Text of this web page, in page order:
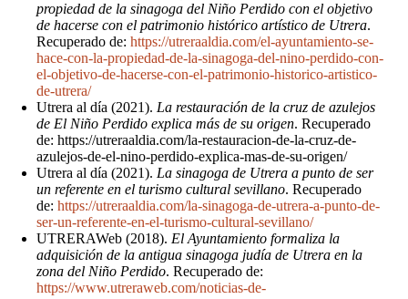
propiedad de la sinagoga del Niño Perdido con el objetivo
de hacerse con el patrimonio histórico artístico de Utrera.
Recuperado de: https://utreraaldia.com/el-ayuntamiento-se-
hace-con-la-propiedad-de-la-sinagoga-del-nino-perdido-con-
el-objetivo-de-hacerse-con-el-patrimonio-historico-artistico-
de-utrera/
Utrera al día (2021). La restauración de la cruz de azulejos
de El Niño Perdido explica más de su origen. Recuperado
de: https://utreraaldia.com/la-restauracion-de-la-cruz-de-
azulejos-de-el-nino-perdido-explica-mas-de-su-origen/
Utrera al día (2021). La sinagoga de Utrera a punto de ser
un referente en el turismo cultural sevillano. Recuperado
de: https://utreraaldia.com/la-sinagoga-de-utrera-a-punto-de-
ser-un-referente-en-el-turismo-cultural-sevillano/
UTRERAWeb (2018). El Ayuntamiento formaliza la
adquisición de la antigua sinagoga judía de Utrera en la
zona del Niño Perdido. Recuperado de:
https://www.utreraweb.com/noticias-de-